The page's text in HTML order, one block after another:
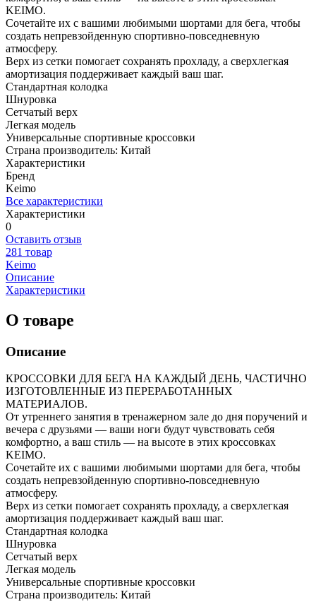
KEIMO.
Сочетайте их с вашими любимыми шортами для бега, чтобы
создать непревзойденную спортивно-повседневную
атмосферу.
Верх из сетки помогает сохранять прохладу, а сверхлегкая
амортизация поддерживает каждый ваш шаг.
Стандартная колодка
Шнуровка
Сетчатый верх
Легкая модель
Универсальные спортивные кроссовки
Страна производитель: Китай
Характеристики
Бренд
Keimo
Все характеристики
Характеристики
0
Оставить отзыв
281 товар
Keimo
Описание
Характеристики
О товаре
Описание
КРОССОВКИ ДЛЯ БЕГА НА КАЖДЫЙ ДЕНЬ, ЧАСТИЧНО
ИЗГОТОВЛЕННЫЕ ИЗ ПЕРЕРАБОТАННЫХ
МАТЕРИАЛОВ.
От утреннего занятия в тренажерном зале до дня поручений и
вечера с друзьями — ваши ноги будут чувствовать себя
комфортно, а ваш стиль — на высоте в этих кроссовках
KEIMO.
Сочетайте их с вашими любимыми шортами для бега, чтобы
создать непревзойденную спортивно-повседневную
атмосферу.
Верх из сетки помогает сохранять прохладу, а сверхлегкая
амортизация поддерживает каждый ваш шаг.
Стандартная колодка
Шнуровка
Сетчатый верх
Легкая модель
Универсальные спортивные кроссовки
Страна производитель: Китай